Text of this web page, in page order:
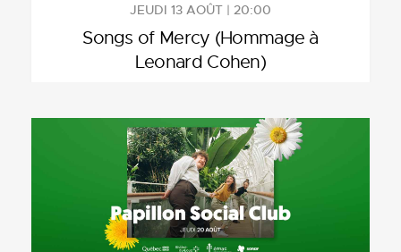
JEUDI 13 AOÛT | 20:00
Songs of Mercy (Hommage à
Leonard Cohen)